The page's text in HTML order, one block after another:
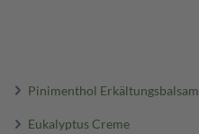
Pinimenthol Erkältungsbalsam
Eukalyptus Creme